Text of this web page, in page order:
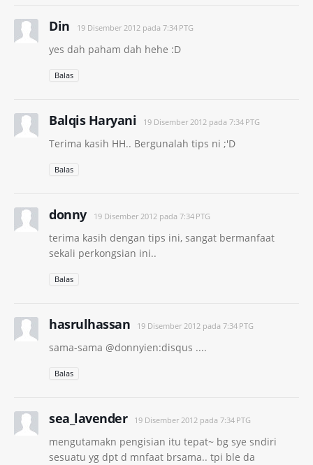
Din 19 Disember 2012 pada 7:34 PTG
yes dah paham dah hehe :D
Balas
Balqis Haryani 19 Disember 2012 pada 7:34 PTG
Terima kasih HH.. Bergunalah tips ni ;'D
Balas
donny 19 Disember 2012 pada 7:34 PTG
terima kasih dengan tips ini, sangat bermanfaat
sekali perkongsian ini..
Balas
hasrulhassan 19 Disember 2012 pada 7:34 PTG
sama-sama @donnyien:disqus ....
Balas
sea_lavender 19 Disember 2012 pada 7:34 PTG
mengutamakn pengisian itu tepat~ bg sye sndiri
sesuatu yg dpt d mnfaat brsama.. tpi ble da